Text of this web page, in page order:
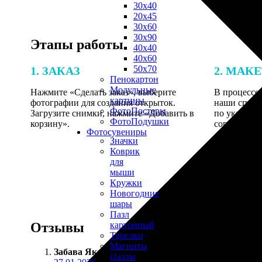
30х40
20х45
30х60
30х90
40х40
40х60
50х70
Пенокартон
Модульные
картины
ФотоПостеры
ФотоПодушки
Фотоcувениры
Значки
Коврик
для
мыши
Кружки
Новогодние
шары
Пазл
картонный
Тарелки
Магниты
Пазлы
Этапы работы
1. ЗАКАЗ
Нажмите «Сделать заказ», выберите
фотографии для создания открыток.
Загрузите снимки, нажмите «Добавить в
корзину».
2.
В процессе
наши
по
Отзывы
Забава Яковлева :